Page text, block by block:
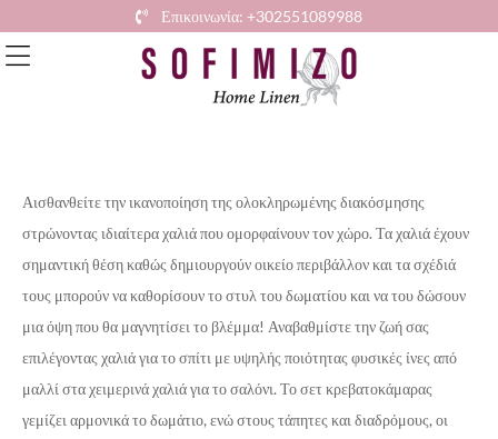
Επικοινωνία: +302551089988
Αισθανθείτε την ικανοποίηση της ολοκληρωμένης διακόσμησης
στρώνοντας ιδιαίτερα χαλιά που ομορφαίνουν τον χώρο. Τα χαλιά έχουν
σημαντική θέση καθώς δημιουργούν οικείο περιβάλλον και τα σχέδιά
τους μπορούν να καθορίσουν το στυλ του δωματίου και να του δώσουν
μια όψη που θα μαγνητίσει το βλέμμα! Αναβαθμίστε την ζωή σας
επιλέγοντας χαλιά για το σπίτι με υψηλής ποιότητας φυσικές ίνες από
μαλλί στα χειμερινά χαλιά για το σαλόνι. Το σετ κρεβατοκάμαρας
γεμίζει αρμονικά το δωμάτιο, ενώ στους τάπητες και διαδρόμους, οι